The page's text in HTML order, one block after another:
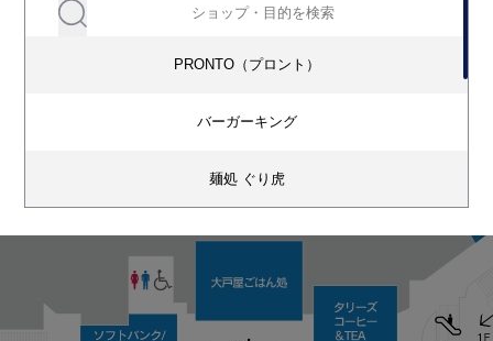
PRONTO（プロント）
バーガーキング
麺処 ぐり虎
大戸屋ごはん処
タリーズコーヒー&TEA